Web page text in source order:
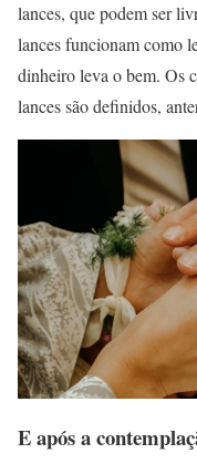
lances, que podem ser
lances funcionam como
dinheiro leva o bem. Os
lances são definidos,
E após a